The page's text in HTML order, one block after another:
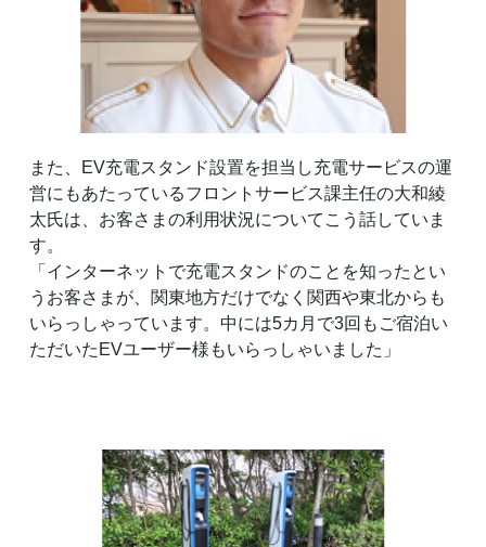
また、EV充電スタンド設置を担当し充電サービスの運
営にもあたっているフロントサービス課主任の大和綾
太氏は、お客さまの利用状況についてこう話していま
す。
「インターネットで充電スタンドのことを知ったとい
うお客さまが、関東地方だけでなく関西や東北からも
いらっしゃっています。中には5カ月で3回もご宿泊い
ただいたEVユーザー様もいらっしゃいました」